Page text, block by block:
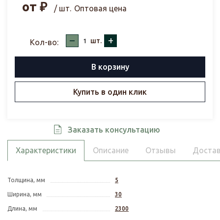
от ₽ / шт. Оптовая цена
Кол-во: – шт. +
В корзину
Купить в один клик
Заказать консультацию
Характеристики Описание Отзывы
Толщина, мм 5
Ширина, мм 30
Длина, мм 2300